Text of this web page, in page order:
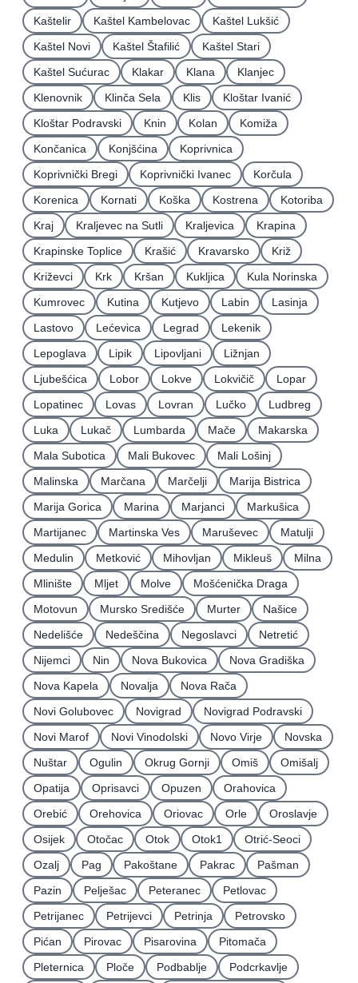
Kaštelir
Kaštel Kambelovac
Kaštel Lukšić
Kaštel Novi
Kaštel Štafilić
Kaštel Stari
Kaštel Sućurac
Klakar Klana
Klanjec
Klenovnik
Klinča Sela Klis
Kloštar Ivanić
Kloštar Podravski
Knin Kolan
Komiža
Končanica
Konjšćina
Koprivnica
Koprivnički Bregi
Koprivnički Ivanec
Korčula
Korenica
Kornati Koška Kostrena
Kotoriba
Kraj
Kraljevec na Sutli Kraljevica
Krapina
Krapinske Toplice
Krašić Kravarsko
Križ
Križevci
Krk Kršan Kukljica
Kula Norinska
Kumrovec
Kutina Kutjevo Labin
Lasinja
Lastovo
Lećevica Legrad
Lekenik
Lepoglava
Lipik Lipovljani
Ližnjan
Ljubešćica
Lobor Lokve Lokvičič
Lopar
Lopatinec
Lovas Lovran Lučko
Ludbreg
Luka
Lukač Lumbarda Mače
Makarska
Mala Subotica
Mali Bukovec
Mali Lošinj
Malinska
Marčana Marčelji
Marija Bistrica
Marija Gorica
Marina Marjanci
Markušica
Martijanec
Martinska Ves Maruševec
Matulji
Medulin
Metković Mihovljan Mikleuš
Milna
Mlinište
Mljet Molve
Mošćenička Draga
Motovun
Mursko Središće Murter
Našice
Nedelišće
Nedeščina Negoslavci
Netretić
Nijemci
Nin Nova Bukovica
Nova Gradiška
Nova Kapela
Novalja
Nova Rača
Novi Golubovec
Novigrad
Novigrad Podravski
Novi Marof
Novi Vinodolski Novo Virje
Novska
Nuštar
Ogulin Okrug Gornji Omiš
Omišalj
Opatija
Oprisavci Opuzen
Orahovica
Orebić
Orehovica Oriovac Orle
Oroslavje
Osijek
Otočac Otok Otok1
Otrić-Seoci
Ozalj
Pag Pakoštane Pakrac
Pašman
Pazin
Pelješac Peteranec
Petlovac
Petrijanec
Petrijevci Petrinja
Petrovsko
Pićan
Pirovac Pisarovina
Pitomača
Pleternica
Ploče Podbablje
Podcrkavlje